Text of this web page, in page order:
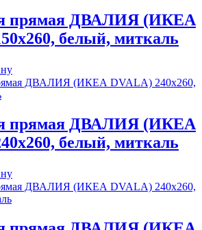
прямая ДВАЛИЯ (ИКЕА
белый, миткаль
прямая ДВАЛИЯ (ИКЕА
белый, миткаль